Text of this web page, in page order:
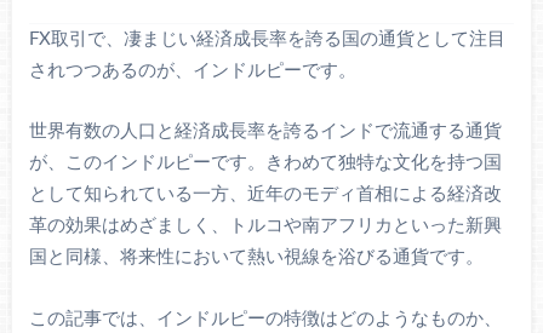
FX取引で、凄まじい経済成長率を誇る国の通貨として注目
されつつあるのが、インドルピーです。
世界有数の人口と経済成長率を誇るインドで流通する通貨
が、このインドルピーです。きわめて独特な文化を持つ国
として知られている一方、近年のモディ首相による経済改
革の効果はめざましく、トルコや南アフリカといった新興
国と同様、将来性において熱い視線を浴びる通貨です。
この記事では、インドルピーの特徴はどのようなものか、